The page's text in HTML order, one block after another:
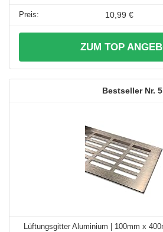
10,99 €
ZUM TOP
5
Lüftungsgitter Aluminium | 100mm x